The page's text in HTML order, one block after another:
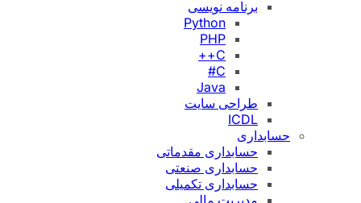
برنامه نویسی
Python
PHP
C++
C#
Java
طراحی سایت
ICDL
حسابداری
حسابداری مقدماتی
حسابداری صنعتی
حسابداری تکمیلی
مدیریت مالی